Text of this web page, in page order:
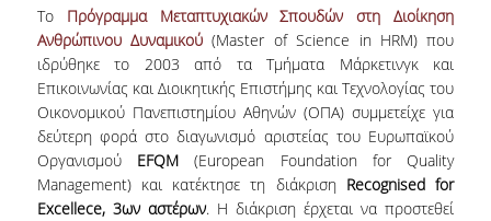
RESIDENT FACULTY MEMBERS
HONONARY DOCTORATES
VISITING PROFESSORS
LABORATORY TEACHING STAFF
SPECIAL TECHNICAL LABORATORY STAFF
Το Πρόγραμμα Μεταπτυχιακών Σπουδών στη Διοίκηση
Ανθρώπινου Δυναμικού (Master of Science in HRM) που
ιδρύθηκε το 2003 από τα Τμήματα Μάρκετινγκ και
Επικοινωνίας και Διοικητικής Επιστήμης και Τεχνολογίας του
Οικονομικού Πανεπιστημίου Αθηνών (ΟΠΑ) συμμετείχε για
δεύτερη φορά στο διαγωνισμό αριστείας του Ευρωπαϊκού
Οργανισμού EFQM(European Foundation for Quality
Management) και κατέκτησε τη διάκριση Recognised for
Excellece, 3ωναστέρων. Η διάκριση έρχεται να προστεθεί